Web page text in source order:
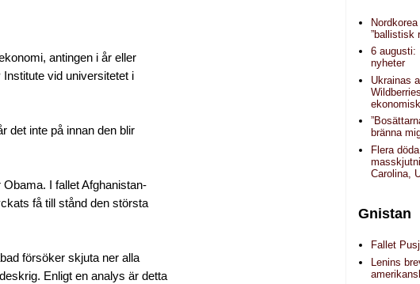
antingen i år eller
vid universitetet i
det inte på innan den blir
I fallet Afghanistan-
få till stånd den största
försöker skjuta ner alla
Enligt en analys är detta
”ballistisk
6 augusti:
nyheter
Ukrainas
bränna
Flera
Carolina,
Gnistan
Fallet
Lenins